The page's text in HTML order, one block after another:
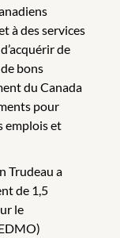
à des services
de
bons
du Canada
pour
emplois et
Trudeau a
de 1,5
le